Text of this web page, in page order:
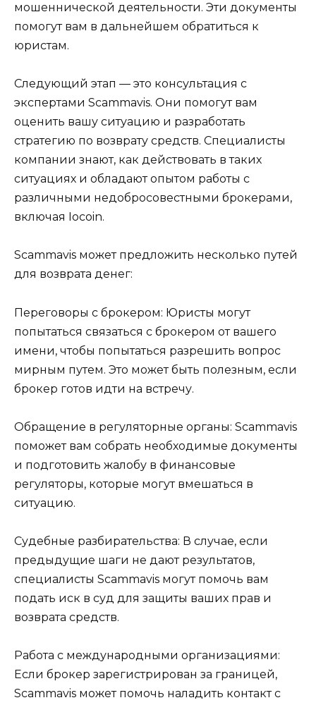
мошеннической деятельности. Эти документы
помогут вам в дальнейшем обратиться к
юристам.
Следующий этап — это консультация с
экспертами Scammavis. Они помогут вам
оценить вашу ситуацию и разработать
стратегию по возврату средств. Специалисты
компании знают, как действовать в таких
ситуациях и обладают опытом работы с
различными недобросовестными брокерами,
включая Iocoin.
Scammavis может предложить несколько путей
для возврата денег:
Переговоры с брокером: Юристы могут
попытаться связаться с брокером от вашего
имени, чтобы попытаться разрешить вопрос
мирным путем. Это может быть полезным, если
брокер готов идти на встречу.
Обращение в регуляторные органы: Scammavis
поможет вам собрать необходимые документы
и подготовить жалобу в финансовые
регуляторы, которые могут вмешаться в
ситуацию.
Судебные разбирательства: В случае, если
предыдущие шаги не дают результатов,
специалисты Scammavis могут помочь вам
подать иск в суд для защиты ваших прав и
возврата средств.
Работа с международными организациями:
Если брокер зарегистрирован за границей,
Scammavis может помочь наладить контакт с